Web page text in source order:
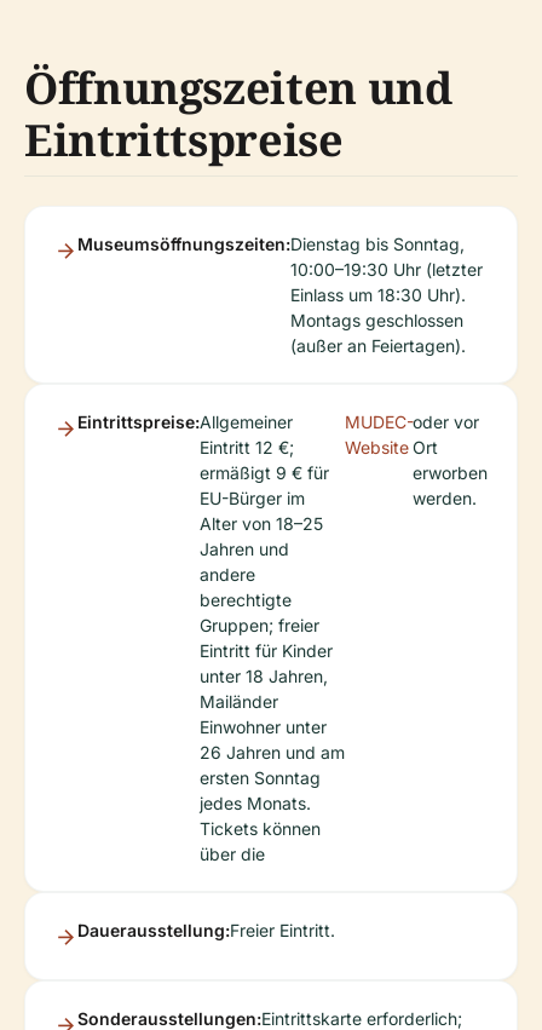
Öffnungszeiten und
Eintrittspreise
Museumsöffnungszeiten:Dienstag bis Sonntag,
10:00–19:30 Uhr (letzter
Einlass um 18:30 Uhr).
Montags geschlossen
(außer an Feiertagen).
Eintrittspreise:Allgemeiner
Eintritt 12 €;
ermäßigt 9 € für
EU-Bürger im
Alter von 18–25
Jahren und
andere
berechtigte
Gruppen; freier
Eintritt für Kinder
unter 18 Jahren,
Mailänder
Einwohner unter
26 Jahren und am
ersten Sonntag
jedes Monats.
Tickets können
über die
MUDEC-
Website
oder vor
Ort
erworben
werden.
Dauerausstellung:Freier Eintritt.
Sonderausstellungen:Eintrittskarte erforderlich;